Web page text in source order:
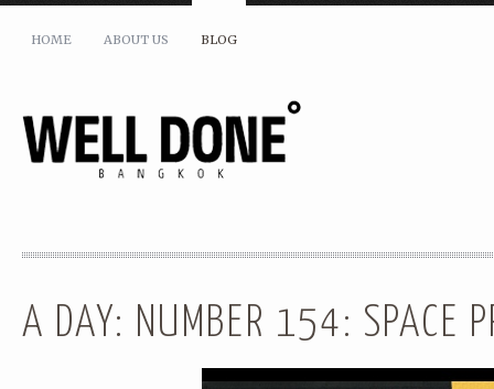
HOME ABOUT US BLOG
A DAY: NUMBER 154: SPACE